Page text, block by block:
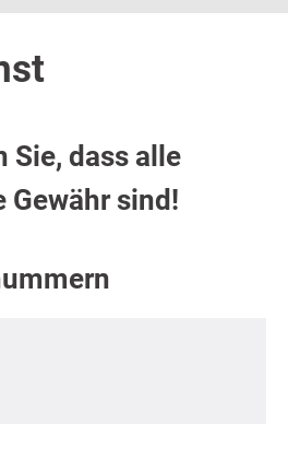
Sie, dass alle
Gewähr sind!